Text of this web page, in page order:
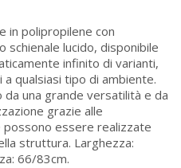
in polipropilene con
lucido, disponibile
infinito di varianti,
qualsiasi tipo di ambiente.
una grande versatilità e da
grazie alle
possono essere realizzate
struttura. Larghezza:
66/83cm.